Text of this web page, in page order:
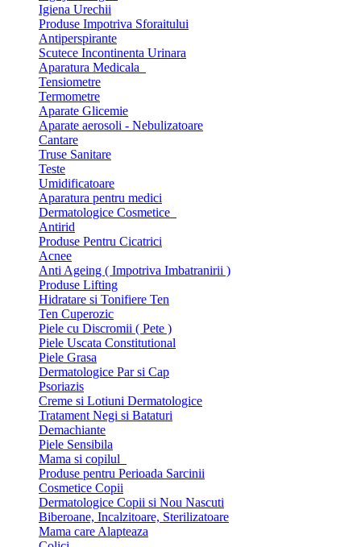
Igiena Urechii
Produse Impotriva Sforaitului
Antiperspirante
Scutece Incontinenta Urinara
Aparatura Medicala
Tensiometre
Termometre
Aparate Glicemie
Aparate aerosoli - Nebulizatoare
Cantare
Truse Sanitare
Teste
Umidificatoare
Aparatura pentru medici
Dermatologice Cosmetice
Antirid
Produse Pentru Cicatrici
Acnee
Anti Ageing ( Impotriva Imbatranirii )
Produse Lifting
Hidratare si Tonifiere Ten
Ten Cuperozic
Piele cu Discromii ( Pete )
Piele Uscata Constitutional
Piele Grasa
Dermatologice Par si Cap
Psoriazis
Creme si Lotiuni Dermatologice
Tratament Negi si Bataturi
Demachiante
Piele Sensibila
Mama si copilul
Produse pentru Perioada Sarcinii
Cosmetice Copii
Dermatologice Copii si Nou Nascuti
Biberoane, Incalzitoare, Sterilizatoare
Mama care Alapteaza